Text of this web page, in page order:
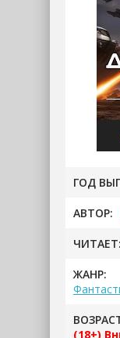
ГОД
АВТОР:
ЧИТАЕТ:
ЖАНР:
(18+)